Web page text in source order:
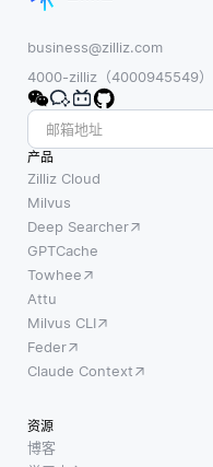
business@zilliz.com
4000-zilliz（4000945549）
产品
Zilliz Cloud
Milvus
Deep Searcher
GPTCache
Towhee
Attu
Milvus CLI
Feder
Claude Context
资源
博客